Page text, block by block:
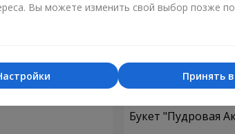
Букет "Пудровая
Вы можете изменить свой выбор позже по
Принять